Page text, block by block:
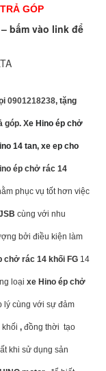
GÓP
bấm vào link để
0901218238, tặng
góp. Xe Hino ép chở
14 tan, xe ep cho
ép chở rác 14
phục vụ tốt hơn việc
cùng với nhu
bởi điều kiện làm
chở rác 14 khối FG 14
loại xe Hino ép chở
lý cùng với sự đảm
khối , đồng thời tạo
khi sử dụng sản